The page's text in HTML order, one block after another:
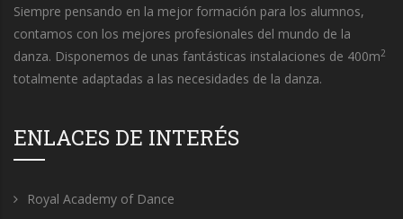
Siempre pensando en la mejor formación para los alumnos,
contamos con los mejores profesionales del mundo de la
danza. Disponemos de unas fantásticas instalaciones de 400m2
totalmente adaptadas a las necesidades de la danza.
ENLACES DE INTERÉS
Royal Academy of Dance